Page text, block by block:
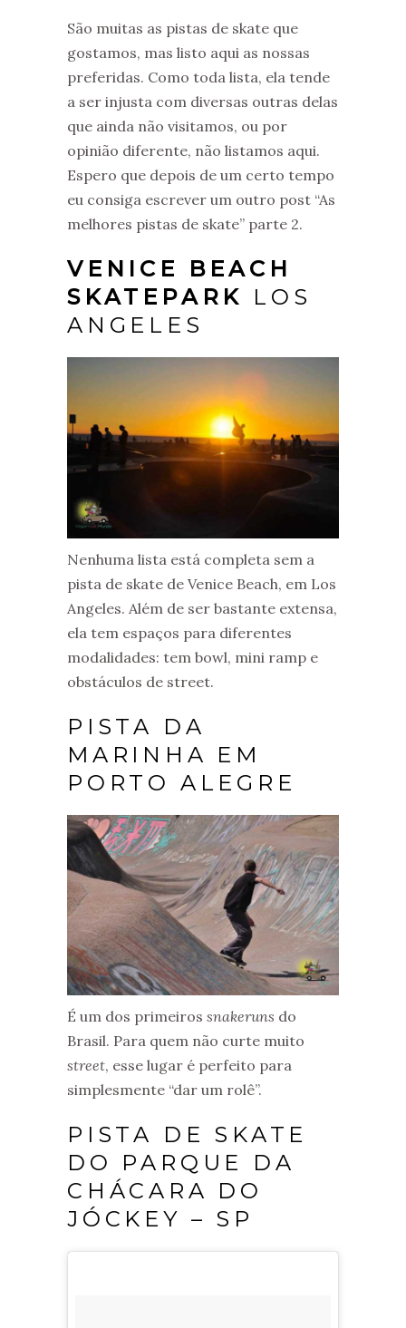
São muitas as pistas de skate que
gostamos, mas listo aqui as nossas
preferidas. Como toda lista, ela tende
a ser injusta com diversas outras delas
que ainda não visitamos, ou por
opinião diferente, não listamos aqui.
Espero que depois de um certo tempo
eu consiga escrever um outro post “As
melhores pistas de skate” parte 2.
VENICE BEACH
SKATEPARK
LOS
ANGELES
Nenhuma lista está completa sem a
pista de skate de Venice Beach, em Los
Angeles. Além de ser bastante extensa,
ela tem espaços para diferentes
modalidades: tem bowl, mini ramp e
obstáculos de street.
PISTA DA
MARINHA EM
PORTO ALEGRE
É um dos primeiros snakeruns do
Brasil. Para quem não curte muito
street, esse lugar é perfeito para
simplesmente “dar um rolê”.
PISTA DE SKATE
DO PARQUE DA
CHÁCARA DO
JÓCKEY – SP